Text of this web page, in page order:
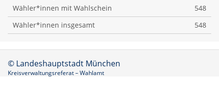
Wähler*innen mit Wahlschein
548
Wähler*innen insgesamt
548
© Landeshauptstadt München
Kreisverwaltungsreferat – Wahlamt